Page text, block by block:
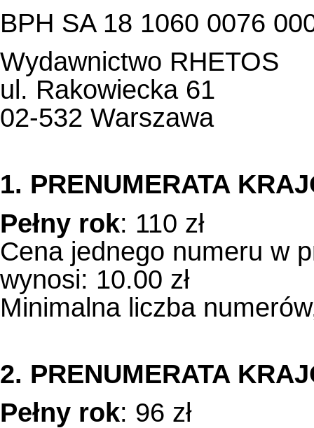
BPH SA 18 1060 0076
Wydawnictwo RHETOS
ul. Rakowiecka 61
02-532 Warszawa
1. PRENUMERATA
Pełny rok: 110 zł
Cena jednego numeru w
wynosi: 10.00 zł
Minimalna liczba
2. PRENUMERATA
Pełny rok: 96 zł